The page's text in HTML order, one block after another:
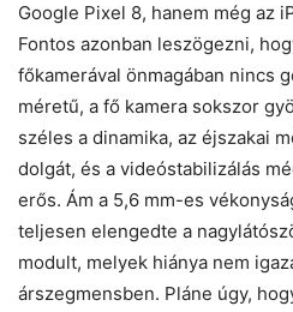
Google Pixel 8, hanem még az
Fontos azonban leszögezni,
főkamerával önmagában nincs
méretű, a fő kamera sokszor
széles a dinamika, az éjszakai
dolgát, és a videóstabilizálás
erős. Ám a 5,6 mm-es
teljesen elengedte a
modult, melyek hiánya nem
árszegmensben. Pláne úgy,